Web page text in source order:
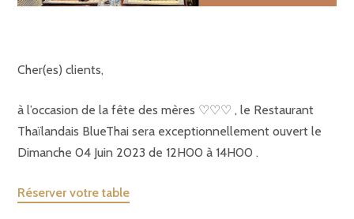
Cher(es) clients,
à l’occasion de la fête des mères ♡♡♡ , le Restaurant
Thaïlandais BlueThai sera exceptionnellement ouvert le
Dimanche 04 Juin 2023 de 12H00 à 14H00 .
Réserver votre table